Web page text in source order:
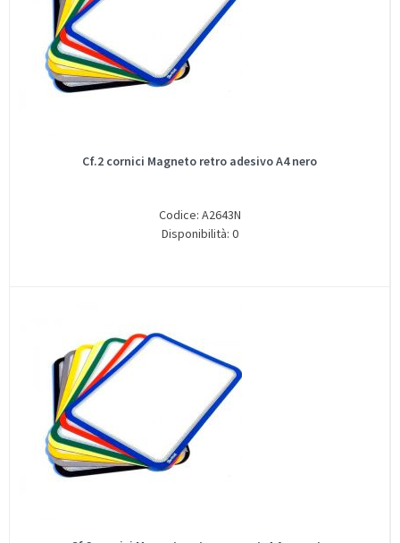
Cf.2 cornici Magneto retro adesivo A4 nero
Codice: A2643N
Disponibilità: 0